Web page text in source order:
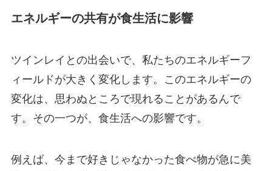
エネルギーの共有が食生活に影響
ツインレイとの出会いで、私たちのエネルギーフ
ィールドが大きく変化します。このエネルギーの
変化は、思わぬところで現れることがあるんで
す。その一つが、食生活への影響です。
例えば、今まで好きじゃなかった食べ物が急に美